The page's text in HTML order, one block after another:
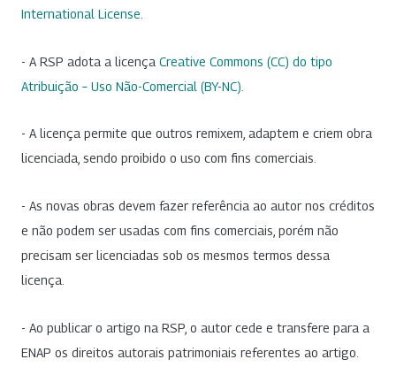
International License
- A RSP adota a licença Creative Commons (CC) do tipo
Atribuição – Uso Não-Comercial (BY-NC)
- A licença permite que outros remixem, adaptem e criem obra
licenciada, sendo proibido o uso com fins comerciais.
- As novas obras devem fazer referência ao autor nos créditos
e não podem ser usadas com fins comerciais, porém não
precisam ser licenciadas sob os mesmos termos dessa
licença.
- Ao publicar o artigo na RSP, o autor cede e transfere para a
ENAP os direitos autorais patrimoniais referentes ao artigo.